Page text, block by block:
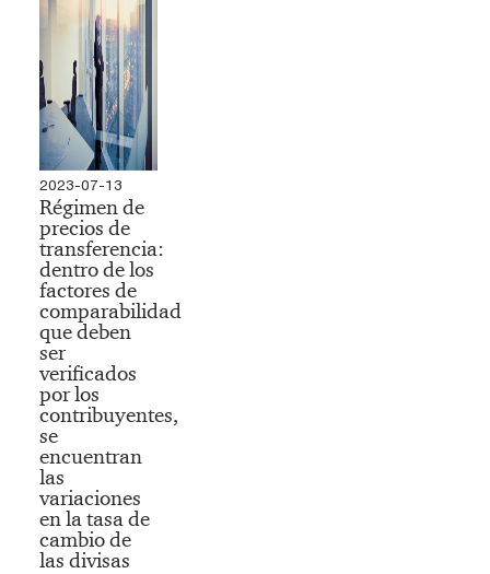
2023-07-13
Régimen de
precios de
transferencia:
dentro de los
factores de
comparabilidad
que deben
ser
verificados
por los
contribuyentes,
se
encuentran
las
variaciones
en la tasa de
cambio de
las divisas